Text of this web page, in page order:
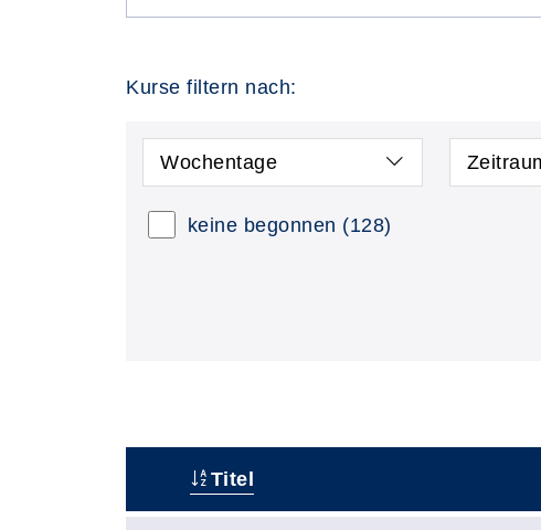
Kurse filtern nach:
Wochentage
keine begonnen (128)
Titel